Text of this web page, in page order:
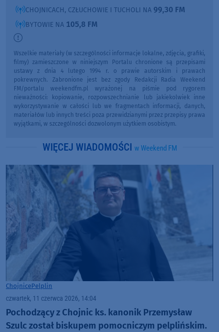
CHOJNICACH, CZŁUCHOWIE I TUCHOLI NA 99,30 FM
BYTOWIE NA 105,8 FM
Wszelkie materiały (w szczególności informacje lokalne, zdjęcia, grafiki,
filmy) zamieszczone w niniejszym Portalu chronione są przepisami
ustawy z dnia 4 lutego 1994 r. o prawie autorskim i prawach
pokrewnych. Zabronione jest bez zgody Redakcji Radia Weekend
FM/portalu weekendfm.pl wyrażonej na piśmie pod rygorem
nieważności: kopiowanie, rozpowszechnianie lub jakiekolwiek inne
wykorzystywanie w całości lub we fragmentach informacji, danych,
materiałów lub innych treści poza przewidzianymi przez przepisy prawa
wyjątkami, w szczególności dozwolonym użytkiem osobistym.
WIĘCEJ WIADOMOŚCI w Weekend FM
ChojnicePelplin
czwartek, 11 czerwca 2026, 14:04
Pochodzący z Chojnic ks. kanonik Przemysław
Szulc został biskupem pomocniczym pelplińskim.